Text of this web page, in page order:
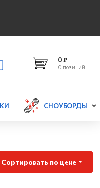
0 ₽
0 позиций
СНОУБОРДЫ
Сортировать по цене